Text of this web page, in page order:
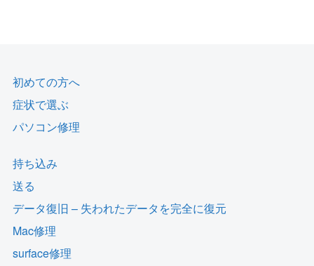
初めての方へ
症状で選ぶ
パソコン修理
持ち込み
送る
データ復旧 – 失われたデータを完全に復元
Mac修理
surface修理